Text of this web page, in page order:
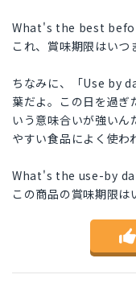
What's the best
これ、賞味期限はいつ
ちなみに、「Use by
葉だよ。この日を過ぎ
いう意味合いが強い
やすい食品によく使わ
What's the use-by
この商品の賞味期限は